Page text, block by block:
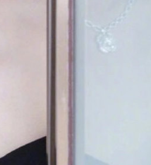
ĐĂNG